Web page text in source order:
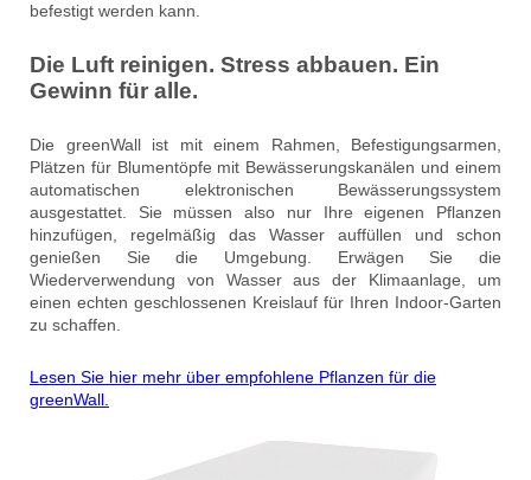
befestigt werden kann.
Die Luft reinigen. Stress abbauen. Ein
Gewinn für alle.
Die greenWall ist mit einem Rahmen, Befestigungsarmen,
Plätzen für Blumentöpfe mit Bewässerungskanälen und einem
automatischen elektronischen Bewässerungssystem
ausgestattet. Sie müssen also nur Ihre eigenen Pflanzen
hinzufügen, regelmäßig das Wasser auffüllen und schon
genießen Sie die Umgebung. Erwägen Sie die
Wiederverwendung von Wasser aus der Klimaanlage, um
einen echten geschlossenen Kreislauf für Ihren Indoor-Garten
zu schaffen.
Lesen Sie hier mehr über empfohlene Pflanzen für die
greenWall.